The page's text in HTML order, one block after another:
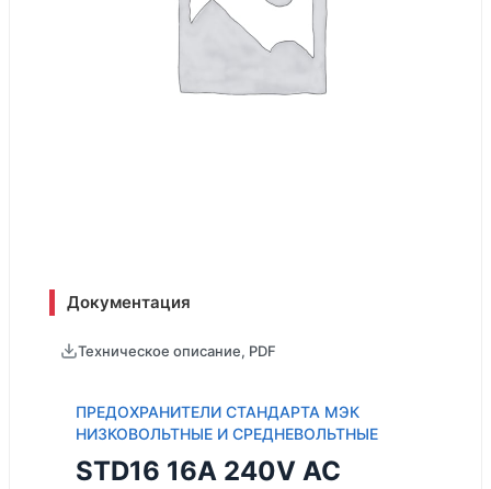
Документация
Техническое описание, PDF
ПРЕДОХРАНИТЕЛИ СТАНДАРТА МЭК
НИЗКОВОЛЬТНЫЕ И СРЕДНЕВОЛЬТНЫЕ
STD16 16А 240V AC